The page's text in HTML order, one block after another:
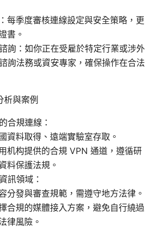
每季度審核連線設定與安全策略，更
書。
詢：如你正在受雇於特定行業或涉外
詢法務或資安專家，確保操作在合法
析與案例
合規連線：
資料取得、遠端實驗室存取。
机构提供的合規 VPN 通道，遵循研
料保護法規。
訊領域：
分發與審查規範，需遵守地方法律。
合規的媒體接入方案，避免自行繞過
律風險。